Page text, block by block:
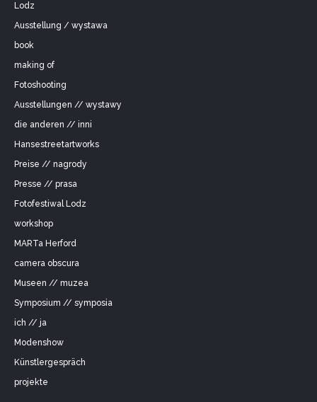
Lodz
Ausstellung / wystawa
book
making of
Fotoshooting
Ausstellungen // wystawy
die anderen // inni
Hansestreetartworks
Preise // nagrody
Presse // prasa
Fotofestiwal Lodz
workshop
MARTa Herford
camera obscura
Museen // muzea
Symposium // symposia
ich // ja
Modenshow
Künstlergespräch
projekte